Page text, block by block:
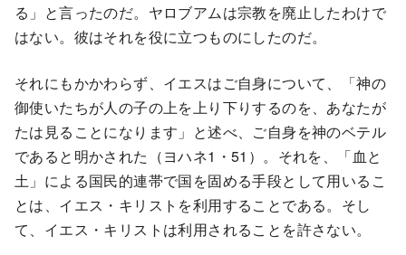
る」と言ったのだ。ヤロブアムは宗教を廃止したわけで
はない。彼はそれを役に立つものにしたのだ。
それにもかかわらず、イエスはご自身について、「神の
御使いたちが人の子の上を上り下りするのを、あなたが
たは見ることになります」と述べ、ご自身を神のベテル
であると明かされた（ヨハネ1・51）。それを、「血と
土」による国民的連帯で国を固める手段として用いるこ
とは、イエス・キリストを利用することである。そし
て、イエス・キリストは利用されることを許さない。